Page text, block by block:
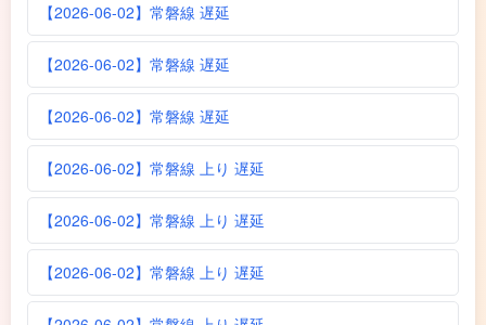
【2026-06-02】常磐線 遅延
【2026-06-02】常磐線 遅延
【2026-06-02】常磐線 遅延
【2026-06-02】常磐線 上り 遅延
【2026-06-02】常磐線 上り 遅延
【2026-06-02】常磐線 上り 遅延